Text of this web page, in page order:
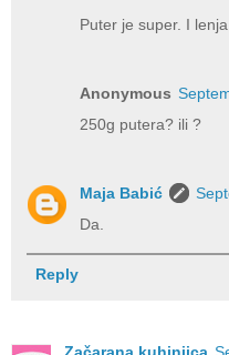
Puter je super. I
Anonymous
250g putera? ili ?
Maja Babić
Da.
Reply
Začarana kuhinjica